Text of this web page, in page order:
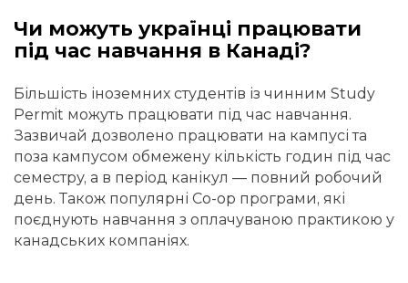
Чи можуть українці працювати
під час навчання в Канаді?
Більшість іноземних студентів із чинним Study
Permit можуть працювати під час навчання.
Зазвичай дозволено працювати на кампусі та
поза кампусом обмежену кількість годин під час
семестру, а в період канікул — повний робочий
день. Також популярні Co-op програми, які
поєднують навчання з оплачуваною практикою у
канадських компаніях.